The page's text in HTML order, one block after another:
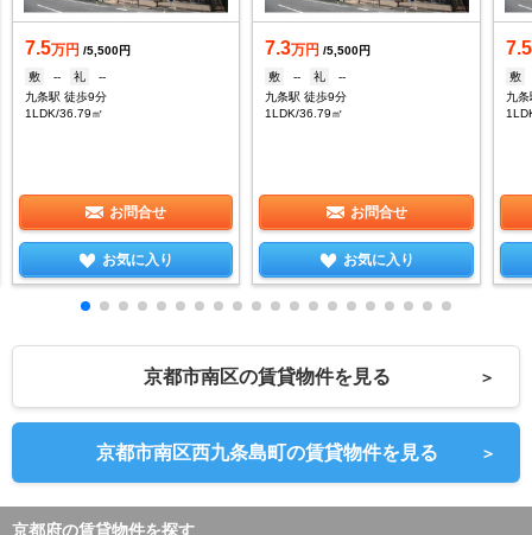
7.5万円 /5,500円
敷
-- 礼
--
九条駅 徒歩9分
1LDK/36.79㎡
お問合せ
お気に入り
7.3万円 /5,500円
敷
-- 礼
--
九条駅 徒歩9分
1LDK/36.79㎡
お問合せ
お気に入り
7.5
敷
九
京都市南区の賃貸物件を見る ＞
京都市南区西九条島町の賃貸物件を見る ＞
京都府の賃貸物件を探す